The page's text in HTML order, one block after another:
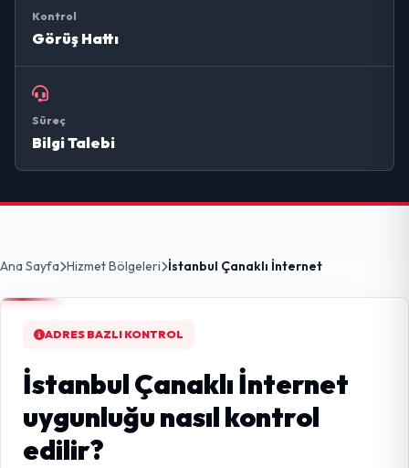
Kontrol
Görüş Hattı
Süreç
Bilgi Talebi
Ana Sayfa Hizmet Bölgeleri İstanbul Çanaklı İnternet
ADRES BAZLI KONTROL
İstanbul Çanaklı İnternet
uygunluğu nasıl kontrol
edilir?